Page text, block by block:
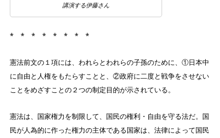
講演する伊藤さん
* * * * * * * *
憲法前文の１項には、われらとわれらの子孫のために、①日本中
に自由と人権をもたらすことと、②政府に二度と戦争をさせない
ことをめざすことの２つの制定目的が示されている。
憲法は、国家権力を制限して、国民の権利・自由を守る法だ。国
民が人為的に作った権力の主体である国家は、法律によって国民